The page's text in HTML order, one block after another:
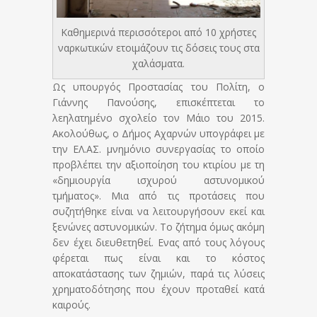
Καθημερινά περισσότεροι από 10 χρήστες
ναρκωτικών ετοιμάζουν τις δόσεις τους στα
χαλάσματα.
Ως υπουργός Προστασίας του Πολίτη, ο
Γιάννης Πανούσης, επισκέπτεται το
λεηλατημένο σχολείο τον Μάιο του 2015.
Ακολούθως, ο Δήμος Αχαρνών υπογράφει με
την ΕΛ.ΑΣ. μνημόνιο συνεργασίας το οποίο
προβλέπει την αξιοποίηση του κτιρίου με τη
«δημιουργία ισχυρού αστυνομικού
τμήματος». Μια από τις προτάσεις που
συζητήθηκε είναι να λειτουργήσουν εκεί και
ξενώνες αστυνομικών. Το ζήτημα όμως ακόμη
δεν έχει διευθετηθεί. Ενας από τους λόγους
φέρεται πως είναι και το κόστος
αποκατάστασης των ζημιών, παρά τις λύσεις
χρηματοδότησης που έχουν προταθεί κατά
καιρούς.